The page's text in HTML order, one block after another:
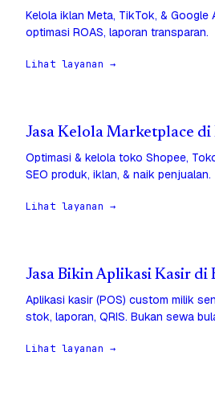
Kelola iklan Meta, TikTok, &
optimasi ROAS, laporan transparan.
Lihat layanan →
Jasa Kelola Marketplace
Optimasi & kelola toko Shopee,
SEO produk, iklan, & naik penjualan.
Lihat layanan →
Jasa Bikin Aplikasi Kasir di
Aplikasi kasir (POS) custom milik
stok, laporan, QRIS. Bukan sewa
Lihat layanan →